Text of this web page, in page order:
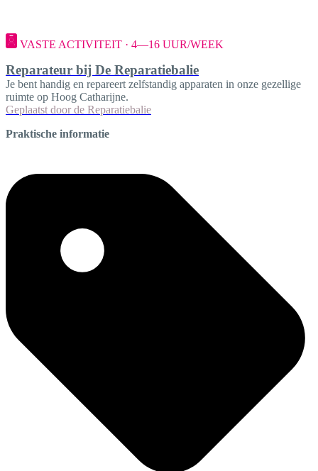
VASTE ACTIVITEIT · 4—16 UUR/WEEK
Reparateur bij De Reparatiebalie
Je bent handig en repareert zelfstandig apparaten in onze gezellige
ruimte op Hoog Catharijne.
Geplaatst door de Reparatiebalie
Praktische informatie